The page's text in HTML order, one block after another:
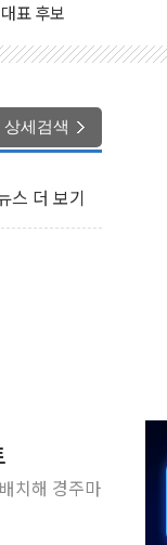
경선 결과 발표...김
결과 발표...김민석
일정(8.10~8.14)
만지작…공습 한계·탄
변…60대 환경미화원 수
에 손해 보는 일 없게
서 모터보트 전복…1명
'뻔뻔' 받아친 정청래
재검토 지시…與 "적극
랑주의보…10일까지
환 사망 23명…정부, 비
상세검색
스 더 보기
치해 경주마